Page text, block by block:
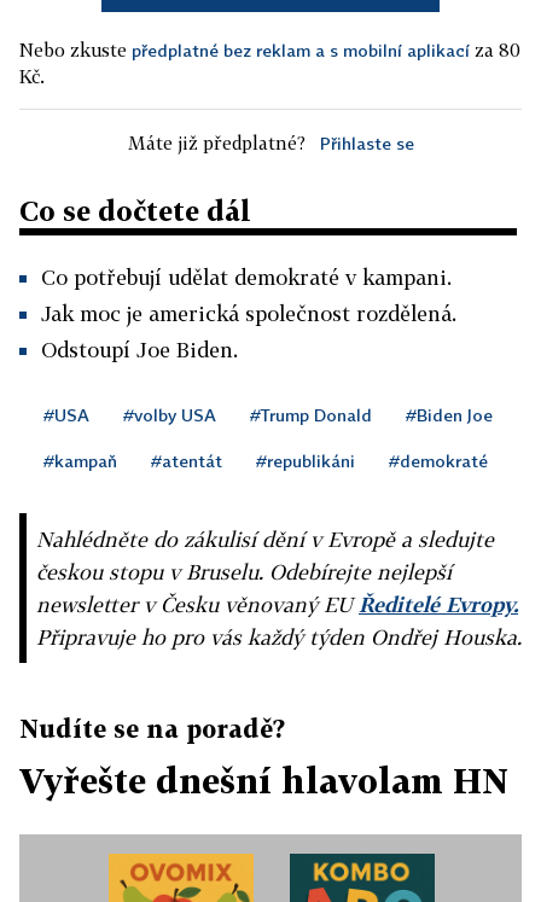
Nebo zkuste předplatné bez reklam a s mobilní aplikací za 80
Kč.
Máte již předplatné? Přihlaste se
Co se dočtete dál
Co potřebují udělat demokraté v kampani.
Jak moc je americká společnost rozdělená.
Odstoupí Joe Biden.
#USA #volby USA #Trump Donald #Biden Joe
#kampaň #atentát #republikáni #demokraté
Nahlédněte do zákulisí dění v Evropě a sledujte
českou stopu v Bruselu. Odebírejte nejlepší
newsletter v Česku věnovaný EUŘeditelé Evropy.
Připravuje ho pro vás každý týden Ondřej Houska.
Nudíte se na poradě?
Vyřešte dnešní hlavolam HN